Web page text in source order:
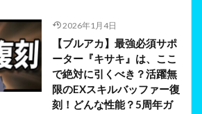
2026年1月4日
【ブルアカ】最強必須サポ
ーター『キサキ』は、ここ
で絶対に引くべき？活躍無
限のEXスキルバッファー復
刻！どんな性能？5周年ガ